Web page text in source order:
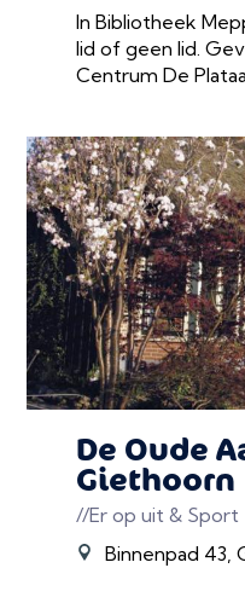
In Bibliotheek
lid of geen lid.
Centrum De
De Oude
Giethoorn
//Er op uit & Sport
Binnenpad 43,